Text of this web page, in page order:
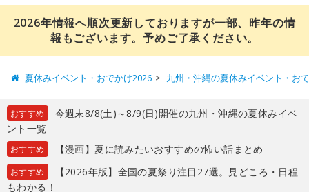
2026年情報へ順次更新しておりますが一部、昨年の情
報もございます。予めご了承ください。
夏休みイベント・おでかけ2026 九州・沖縄の夏休みイベント・お
おすすめ
今週末8/8(土)～8/9(日)開催の九州・沖縄の夏休みイベ
ント一覧
おすすめ 【漫画】夏に読みたいおすすめの怖い話まとめ
おすすめ
【2026年版】全国の夏祭り注目27選。見どころ・日程
もわかる！